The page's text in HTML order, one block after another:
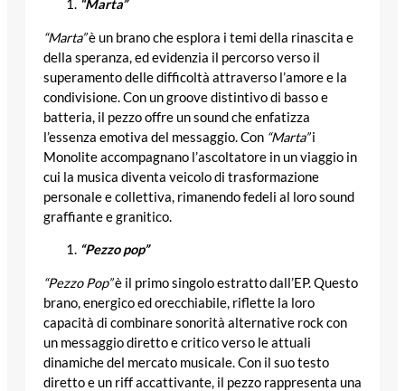
“Marta”
“Marta”è un brano che esplora i temi della rinascita e
della speranza, ed evidenzia il percorso verso il
superamento delle difficoltà attraverso l’amore e la
condivisione. Con un groove distintivo di basso e
batteria, il pezzo offre un sound che enfatizza
l’essenza emotiva del messaggio. Con “Marta”i
Monolite accompagnano l’ascoltatore in un viaggio in
cui la musica diventa veicolo di trasformazione
personale e collettiva, rimanendo fedeli al loro sound
graffiante e granitico.
“Pezzo pop”
“Pezzo Pop”è il primo singolo estratto dall’EP. Questo
brano, energico ed orecchiabile, riflette la loro
capacità di combinare sonorità alternative rock con
un messaggio diretto e critico verso le attuali
dinamiche del mercato musicale. Con il suo testo
diretto e un riff accattivante, il pezzo rappresenta una